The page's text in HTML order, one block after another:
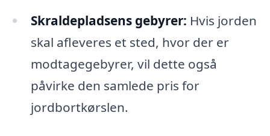
Skraldepladsens gebyrer: Hvis jorden
skal afleveres et sted, hvor der er
modtagegebyrer, vil dette også
påvirke den samlede pris for
jordbortkørslen.